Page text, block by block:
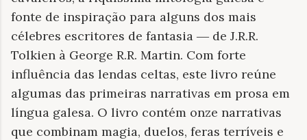
fonte de inspiração para alguns dos mais
célebres escritores de fantasia ― de J.R.R.
Tolkien à George R.R. Martin. Com forte
influência das lendas celtas, este livro reúne
algumas das primeiras narrativas em prosa em
língua galesa. O livro contém onze narrativas
que combinam magia, duelos, feras terríveis e